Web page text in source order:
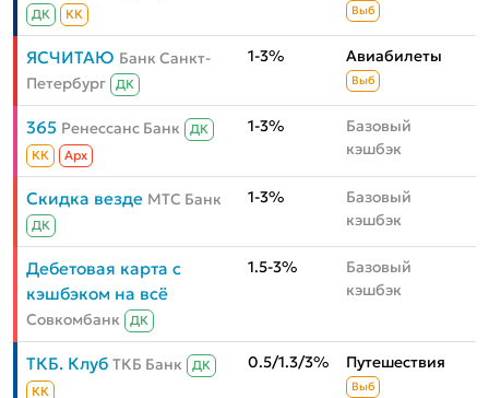
ДК КК Выб
ЯСЧИТАЮ Банк Санкт-
Петербург
ДК
1-3% Авиабилеты
Выб
365 Ренессанс Банк
ДК
КК
Aрх
1-3%
Базовый
кэшбэк
Скидка везде МТС Банк
ДК
1-3%
Базовый
кэшбэк
Дебетовая карта с
кэшбэком на всё
Совкомбанк ДК
1.5-3%
Базовый
кэшбэк
ТКБ. Клуб ТКБ Банк
ДК
КК
0.5/1.3/3% Путешествия
Выб